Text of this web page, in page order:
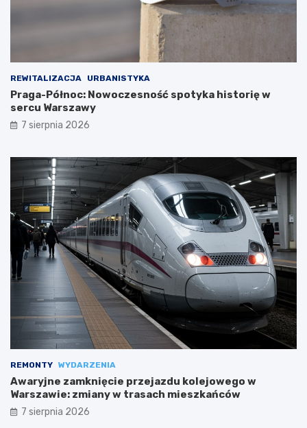
REWITALIZACJA URBANISTYKA
Praga-Północ: Nowoczesność spotyka historię w
sercu Warszawy
7 sierpnia 2026
REMONTY WYDARZENIA
Awaryjne zamknięcie przejazdu kolejowego w
Warszawie: zmiany w trasach mieszkańców
7 sierpnia 2026